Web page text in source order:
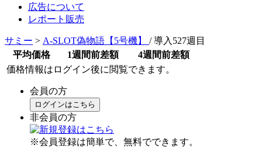
広告について
レポート販売
サミー > A-SLOT偽物語【5号機】 / 導入527週目
平均価格
1週間前差額
4週間前差額
価格情報はログイン後に閲覧できます。
会員の方
ログインはこちら
非会員の方
※会員登録は簡単で、無料でできます。